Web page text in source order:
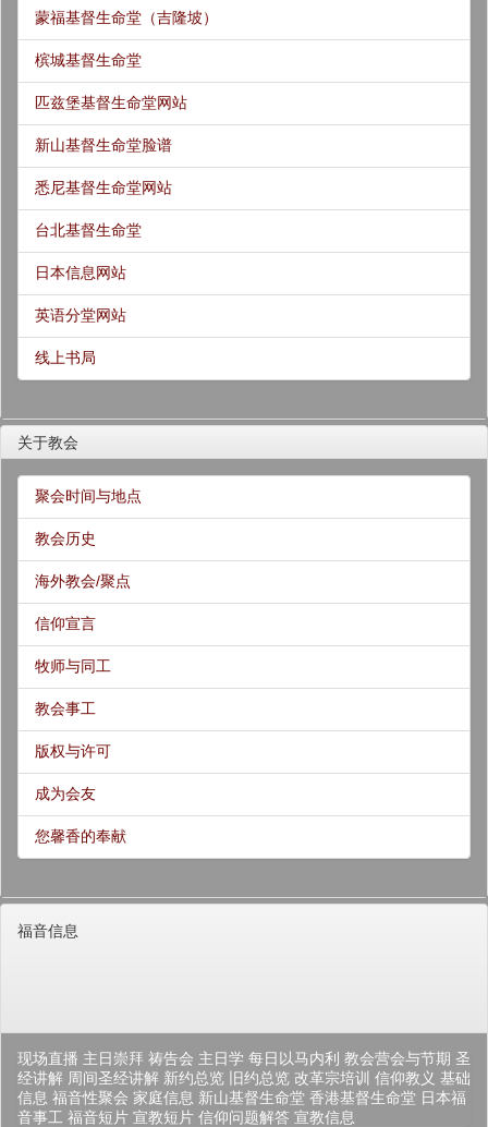
蒙福基督生命堂（吉隆坡）
槟城基督生命堂
匹兹堡基督生命堂网站
新山基督生命堂脸谱
悉尼基督生命堂网站
台北基督生命堂
日本信息网站
英语分堂网站
线上书局
关于教会
聚会时间与地点
教会历史
海外教会/聚点
信仰宣言
牧师与同工
教会事工
版权与许可
成为会友
您馨香的奉献
福音信息
现场直播 主日崇拜 祷告会 主日学 每日以马内利 教会营会与节期 圣
经讲解 周间圣经讲解 新约总览 旧约总览 改革宗培训 信仰教义 基础
信息 福音性聚会 家庭信息 新山基督生命堂 香港基督生命堂 日本福
音事工 福音短片 宣教短片 信仰问题解答 宣教信息